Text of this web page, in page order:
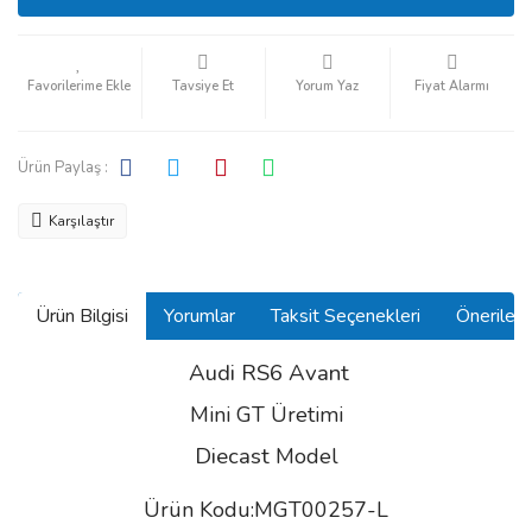
Tavsiye Et Yorum Yaz Fiyat Alarmı
Ürün Paylaş :
Karşılaştır
Ürün Bilgisi Yorumlar Taksit Seçenekleri
Audi RS6 Avant
Mini GT Üretimi
Diecast Model
Ürün Kodu:MGT00257-L